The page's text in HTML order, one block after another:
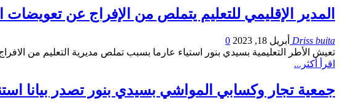
المدير الإقليمي للتعليم يتملص من الإفراج عن تعويضات
Driss buita أبريل 18, 2023
0
تعيش الأطر التعليمية بسيدي بنور استياء عارما بسبب تملص مديرية التعليم من الافراج عن تعويضات طالها النسيان تعود
اقرأ أكثر...
جمعية تجار وكسابي المواشي بسيدي بنور تصدر بيانا